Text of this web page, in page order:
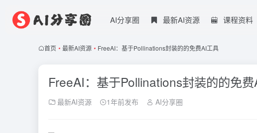
AI分享圈 最新AI资源 课程资料
首页 • 最新AI资源 • FreeAI：基于Pollinations封装的的免费AI工具
FreeAI：基于Pollinations封装的的免
最新AI资源 1年前发布 AI分享圈